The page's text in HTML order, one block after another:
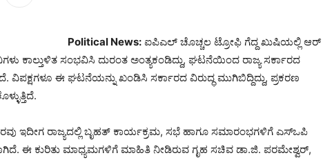
Political News: ಐಪಿಎಲ್ ಚೊಚ್ಚಲ ಟ್ರೋಫಿ ಗೆದ್ದ ಖುಷಿಯಲ್ಲಿ ಆರ್​
ಕಾಲ್ತುಳಿತ ಸಂಭವಿಸಿ ದುರಂತ ಅಂತ್ಯಕಂಡಿದ್ದು, ಘಟನೆಯಿಂದ ರಾಜ್ಯ ಸರ್ಕಾರದ
ವಿಪಕ್ಷಗಳೂ ಈ ಘಟನೆಯನ್ನು ಖಂಡಿಸಿ ಸರ್ಕಾರದ ವಿರುದ್ಧ ಮುಗಿಬಿದ್ದಿದ್ದು, ಪ್ರಕರಣ
ಇದೀಗ ರಾಜ್ಯದಲ್ಲಿ ಬೃಹತ್ ಕಾರ್ಯಕ್ರಮ, ಸಭೆ ಹಾಗೂ ಸಮಾರಂಭಗಳಿಗೆ ಎಸ್​​ಒಪಿ
ಈ ಕುರಿತು ಮಾಧ್ಯಮಗಳಿಗೆ ಮಾಹಿತಿ ನೀಡಿರುವ ಗೃಹ ಸಚಿವ ಡಾ.ಜಿ. ಪರಮೇಶ್ವರ್,